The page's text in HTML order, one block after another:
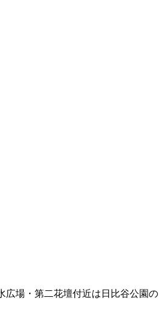
広場・第二花壇付近は日比谷公園の